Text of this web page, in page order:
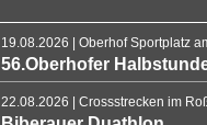
19.08.2026 | Oberhof Sportplatz
56.Oberhofer
22.08.2026 | Crossstrecken im